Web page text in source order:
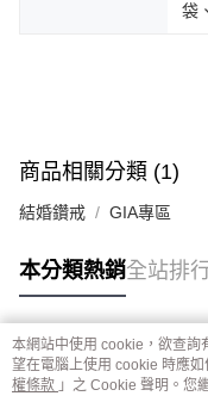
袋
商品相關分類 (1)
結婚鑽戒 GIA專區
本分類熱銷全站排
熱門標籤
本網站中使用 cookie，欲查詢
望在電腦上使用 cookie 時應
權條款 」之 Cookie 聲明。您